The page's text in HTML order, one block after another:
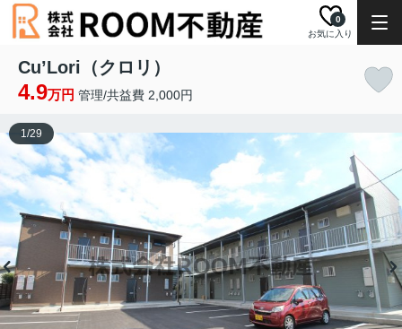
お気に入り
0
Cu’Lori（クロリ）
4.9万円 管理/共益費 2,000円
1/29